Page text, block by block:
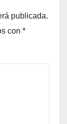
publicada.
con *